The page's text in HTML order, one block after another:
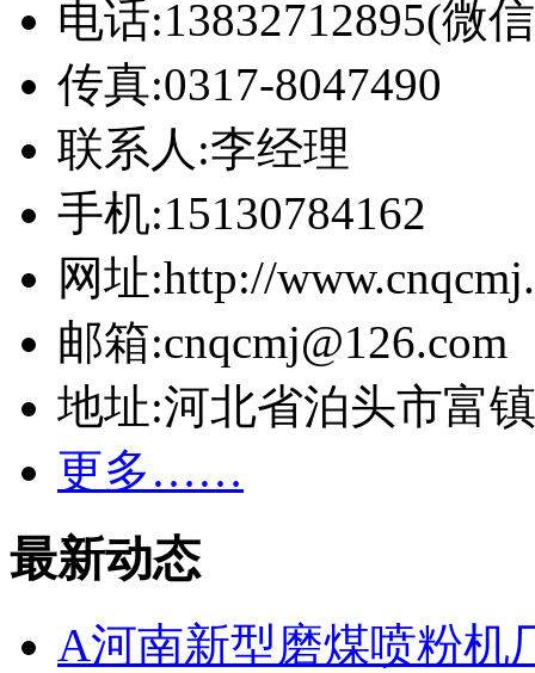
电话:13832712895(微
传真:0317-8047490
联系人:李经理
手机:15130784162
网址:http://
邮箱:cnqcmj@126.com
地址:河北省泊头市富
更多……
最新动态
A河南新型磨煤喷粉机